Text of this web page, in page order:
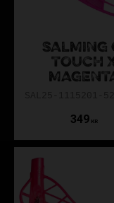
SALMING
TOUCH
349 KR